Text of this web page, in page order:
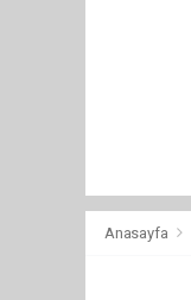
Anasayfa